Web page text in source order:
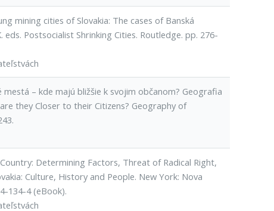
mining cities of Slovakia: The cases of Banská
eds. Postsocialist Shrinking Cities. Routledge. pp. 276-
mestá – kde majú bližšie k svojim občanom? Geografia
they Closer to their Citizens? Geography of
Determining Factors, Threat of Radical Right,
Culture, History and People. New York: Nova
134-4 (eBook).